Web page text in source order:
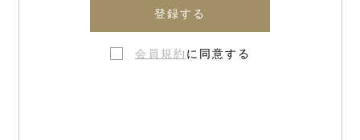
登録する
会員規約 に同意する